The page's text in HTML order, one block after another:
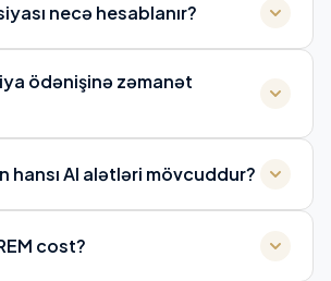
necə hesablanır?
ödənişinə zəmanət
hansı AI alətləri mövcuddur?
cost?